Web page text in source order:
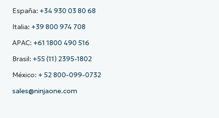
España: +34 930 03 80 68
Italia: +39 800 974 708
APAC: +61 1800 490 516
Brasil: +55 (11) 2395-1802
México: + 52 800-099-0732
sales@ninjaone.com